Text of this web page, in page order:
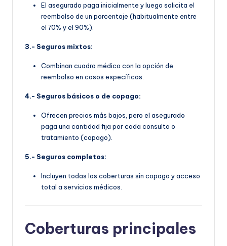
El asegurado paga inicialmente y luego solicita el
reembolso de un porcentaje (habitualmente entre
el 70% y el 90%).
3.- Seguros mixtos:
Combinan cuadro médico con la opción de
reembolso en casos específicos.
4.- Seguros básicos o de copago:
Ofrecen precios más bajos, pero el asegurado
paga una cantidad fija por cada consulta o
tratamiento (copago).
5.- Seguros completos:
Incluyen todas las coberturas sin copago y acceso
total a servicios médicos.
Coberturas principales